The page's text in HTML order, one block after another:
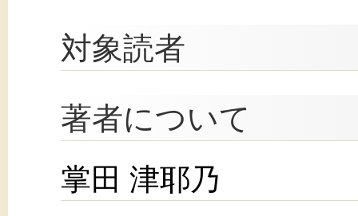
対象読者
著者について
掌田 津耶乃